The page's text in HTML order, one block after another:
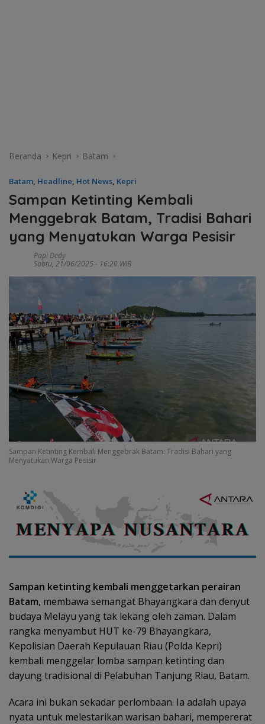
Beranda Kepri Batam
Batam, Headline, Hot News, Kepri
Sampan Ketinting Kembali
Menggebrak Batam, Tradisi Bahari
yang Menyatukan Warga Pesisir
Papi Dedy
Sabtu, 21/06/2025 - 16:20 WIB
Sampan Ketinting Kembali Menggebrak Batam: Tradisi Bahari yang
Menyatukan Warga Pesisir
Sampan ketinting kembali menggetarkan perairan
Batam, membawa semangat Bhayangkara dan denyut
budaya Melayu yang tak lekang oleh zaman. Dalam
rangka menyambut HUT ke-79 Bhayangkara,
Kepolisian Daerah Kepulauan Riau (Polda Kepri)
kembali menggelar lomba sampan ketinting dan
dayung tradisional di Pelabuhan Tanjung Riau, Batam.
Acara ini bukan sekadar perlombaan. Ia adalah upaya
nyata untuk melestarikan warisan bahari, mempererat